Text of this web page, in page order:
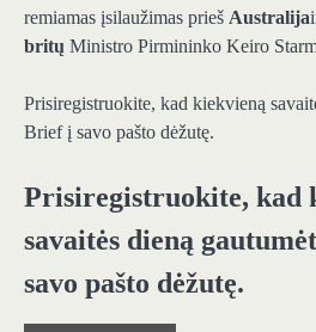
remiamas įsilaužimas prieš Australija
britų Ministro Pirmininko Keiro
Prisiregistruokite, kad kiekvieną
Brief į savo pašto dėžutę.
Prisiregistruokite, kad
savaitės dieną
savo pašto dėžutę.